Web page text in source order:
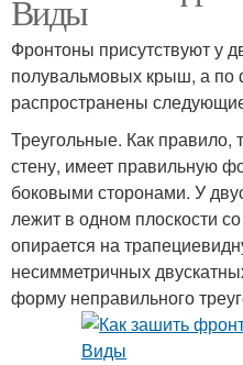
Виды
Фронтоны присутствуют у
полувальмовых крыш, а
распространены
Треугольные. Как правило,
стену, имеет правильную
боковыми сторонами. У
лежит в одном плоскости
опирается на
несимметричных
форму неправильного